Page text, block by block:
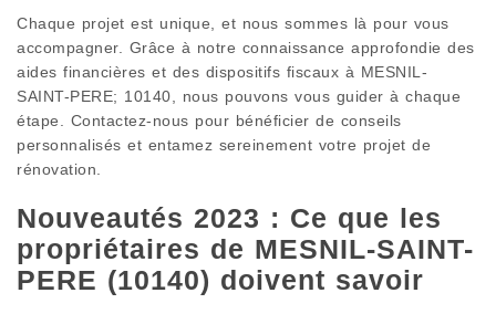
Chaque projet est unique, et nous sommes là pour vous
accompagner. Grâce à notre connaissance approfondie des
aides financières et des dispositifs fiscaux à MESNIL-
SAINT-PERE; 10140, nous pouvons vous guider à chaque
étape. Contactez-nous pour bénéficier de conseils
personnalisés et entamez sereinement votre projet de
rénovation.
Nouveautés 2023 : Ce que les
propriétaires de MESNIL-SAINT-
PERE (10140) doivent savoir